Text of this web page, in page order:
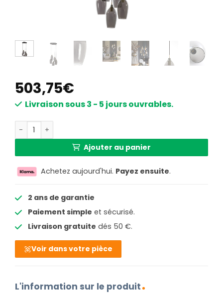
503,75€
Livraison sous 3 - 5 jours ouvrables.
quantité de Suspension à multiples verres Light & Living
Ajouter au panier
Achetez aujourd'hui. Payez ensuite.
2 ans de garantie
Paiement simple et sécurisé.
Livraison gratuite dés 50 €.
Voir dans votre pièce
L'information sur le produit